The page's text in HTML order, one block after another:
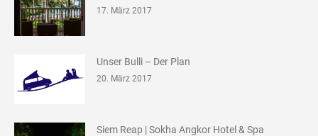
17. März 2017
Unser Bulli – Der Plan
20. März 2017
Siem Reap | Sokha Angkor Hotel & Spa